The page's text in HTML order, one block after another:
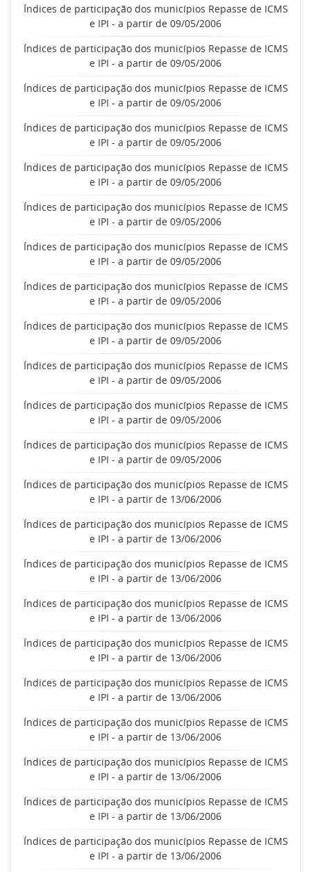
Índices de participação dos municípios Repasse de ICMS
e IPI - a partir de 09/05/2006
Índices de participação dos municípios Repasse de ICMS
e IPI - a partir de 09/05/2006
Índices de participação dos municípios Repasse de ICMS
e IPI - a partir de 09/05/2006
Índices de participação dos municípios Repasse de ICMS
e IPI - a partir de 09/05/2006
Índices de participação dos municípios Repasse de ICMS
e IPI - a partir de 09/05/2006
Índices de participação dos municípios Repasse de ICMS
e IPI - a partir de 09/05/2006
Índices de participação dos municípios Repasse de ICMS
e IPI - a partir de 09/05/2006
Índices de participação dos municípios Repasse de ICMS
e IPI - a partir de 09/05/2006
Índices de participação dos municípios Repasse de ICMS
e IPI - a partir de 09/05/2006
Índices de participação dos municípios Repasse de ICMS
e IPI - a partir de 09/05/2006
Índices de participação dos municípios Repasse de ICMS
e IPI - a partir de 09/05/2006
Índices de participação dos municípios Repasse de ICMS
e IPI - a partir de 09/05/2006
Índices de participação dos municípios Repasse de ICMS
e IPI - a partir de 13/06/2006
Índices de participação dos municípios Repasse de ICMS
e IPI - a partir de 13/06/2006
Índices de participação dos municípios Repasse de ICMS
e IPI - a partir de 13/06/2006
Índices de participação dos municípios Repasse de ICMS
e IPI - a partir de 13/06/2006
Índices de participação dos municípios Repasse de ICMS
e IPI - a partir de 13/06/2006
Índices de participação dos municípios Repasse de ICMS
e IPI - a partir de 13/06/2006
Índices de participação dos municípios Repasse de ICMS
e IPI - a partir de 13/06/2006
Índices de participação dos municípios Repasse de ICMS
e IPI - a partir de 13/06/2006
Índices de participação dos municípios Repasse de ICMS
e IPI - a partir de 13/06/2006
Índices de participação dos municípios Repasse de ICMS
e IPI - a partir de 13/06/2006